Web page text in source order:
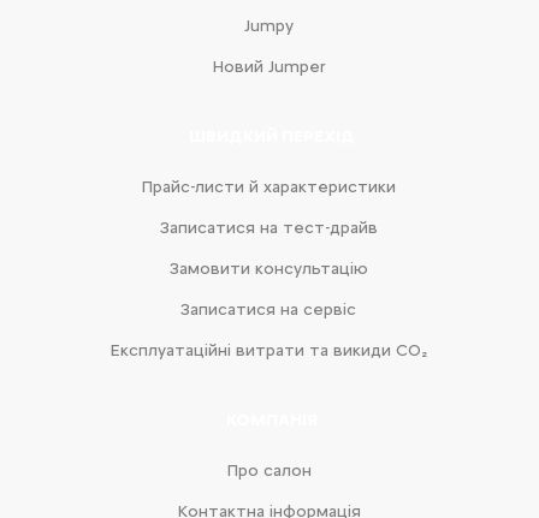
Jumpy
Новий Jumper
Прайс-листи й характеристики
Записатися на тест-драйв
Замовити консультацію
Записатися на сервіс
Експлуатаційні витрати та викиди CO₂
Про салон
Контактна інформація